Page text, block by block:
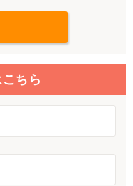
ちら